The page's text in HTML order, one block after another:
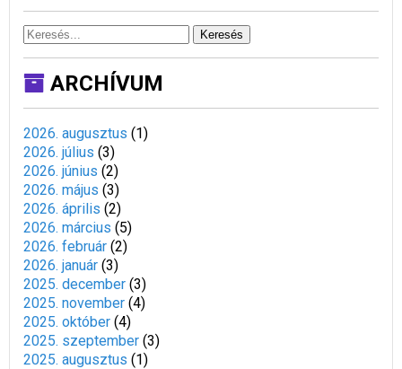
Keresés
ARCHÍVUM
2026. augusztus (1)
2026. július (3)
2026. június (2)
2026. május (3)
2026. április (2)
2026. március (5)
2026. február (2)
2026. január (3)
2025. december (3)
2025. november (4)
2025. október (4)
2025. szeptember (3)
2025. augusztus (1)